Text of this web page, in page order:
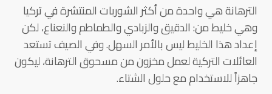
الترهانة هي واحدة من أكثر الشوربات المنتشرة في تركيا
وهي خليط من: الدقيق والزبادي والطماطم والنعناع، لكن
إعداد هذا الخليط ليس بالأمر السهل. وفي الصيف تستعد
العائلات التركية لعمل مخزون من مسحوق الترهانة، ليكون
جاهزاً للاستخدام مع حلول الشتاء.